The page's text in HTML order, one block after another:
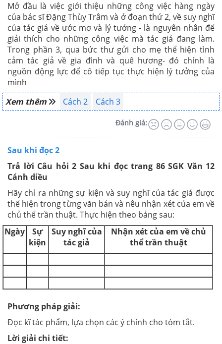
Mở đầu là việc giới thiệu những công việc hàng ngày
của bác sĩ Đặng Thùy Trâm và ở đoạn thứ 2, về suy nghĩ
của tác giả về ước mơ và lý tưởng - là nguyên nhân để
giải thích cho những công việc mà tác giả đang làm.
Trong phần 3, qua bức thư gửi cho mẹ thể hiện tình
cảm tác giả về gia đình và quê hương- đó chính là
nguồn động lực để cô tiếp tục thực hiện lý tưởng của
mình
Xem thêm
Cách 2 Cách 3
Đánh giá:
Sau khi đọc 2
Trả lời Câu hỏi 2 Sau khi đọc trang 86 SGK Văn 12
Cánh diều
Hãy chỉ ra những sự kiện và suy nghĩ của tác giả được
thể hiện trong từng văn bản và nêu nhận xét của em về
chủ thể trần thuật. Thực hiện theo bảng sau:
Ngày
Sự
kiện
Suy nghĩ của
tác giả
Nhận xét của em về chủ
thể trần thuật
Phương pháp giải:
Đọc kĩ tác phẩm, lựa chọn các ý chính cho tóm tắt.
Lời giải chi tiết: